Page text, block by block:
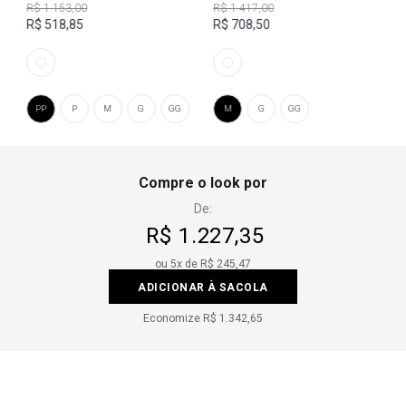
R$ 1.153,00
R$ 518,85
G GG
M
P
PP
R$ 1.417,00
R$ 708,50
G GG
M
Compre o look por
De:
R$ 1.227,35
ou 5x de R$ 245,47
ADICIONAR À SACOLA
Economize R$ 1.342,65